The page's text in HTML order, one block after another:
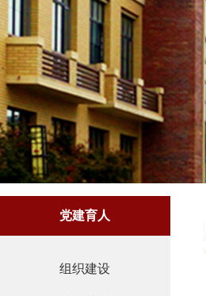
党建育人
组织建设